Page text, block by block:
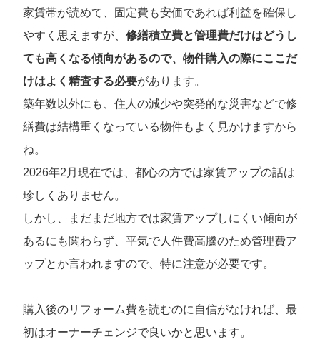
家賃帯が読めて、固定費も安価であれば利益を確保し
やすく思えますが、 修繕積立費と管理費だけはどうし
ても高くなる傾向があるので、物件購入の際にここだ
けはよく精査する必要があります。
築年数以外にも、住人の減少や突発的な災害などで修
繕費は結構重くなっている物件もよく見かけますから
ね。
2026年2月現在では、都心の方では家賃アップの話は
珍しくありません。
しかし、まだまだ地方では家賃アップしにくい傾向が
あるにも関わらず、平気で人件費高騰のため管理費ア
ップとか言われますので、特に注意が必要です。
購入後のリフォーム費を読むのに自信がなければ、最
初はオーナーチェンジで良いかと思います。